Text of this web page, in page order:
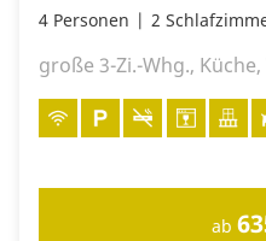
4 Personen 2
große 3-Zi.-Whg.,
ab